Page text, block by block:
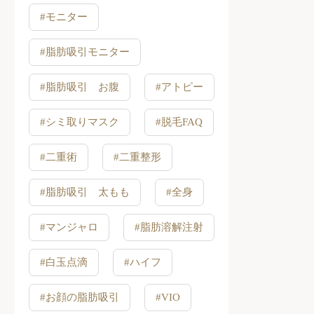
#モニター
#脂肪吸引モニター
#脂肪吸引 お腹 #アトピー
#シミ取りマスク #脱毛FAQ
#二重術 #二重整形
#脂肪吸引 太もも #全身
#マンジャロ #脂肪溶解注射
#白玉点滴 #ハイフ
#お顔の脂肪吸引 #VIO